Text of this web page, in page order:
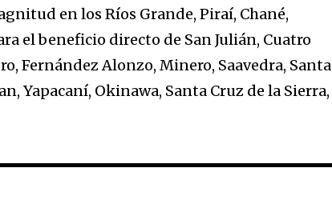
en los Ríos Grande, Piraí, Chané,
el beneficio directo de San Julián, Cuatro
Fernández Alonzo, Minero, Saavedra, Santa
Yapacaní, Okinawa, Santa Cruz de la Sierra,